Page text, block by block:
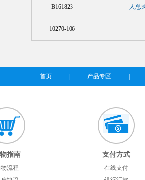
B161823 人总
10270-106
首页 产品专区
指南
物流程
支付方式
在线支付